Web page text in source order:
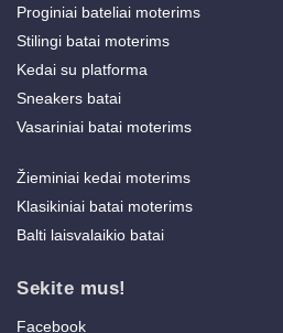
Proginiai bateliai moterims
Stilingi batai moterims
Kedai su platforma
Sneakers batai
Vasariniai batai moterims
Žieminiai kedai moterims
Klasikiniai batai moterims
Balti laisvalaikio batai
Sekite mus!
Facebook